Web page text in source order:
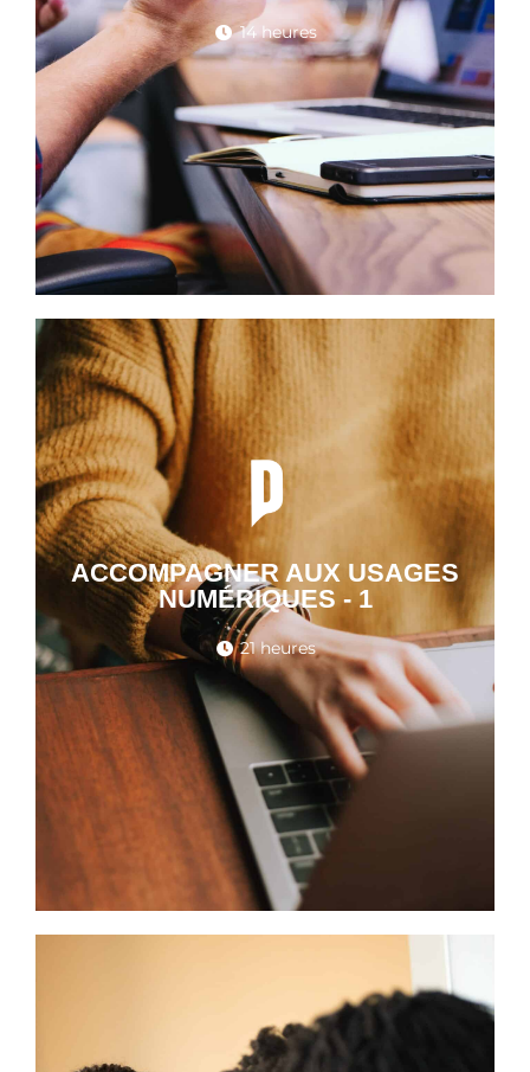
14 heures
ACCOMPAGNER AUX USAGES
NUMÉRIQUES - 1
21 heures